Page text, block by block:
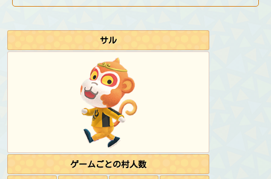
サル
ゲームごとの村人数